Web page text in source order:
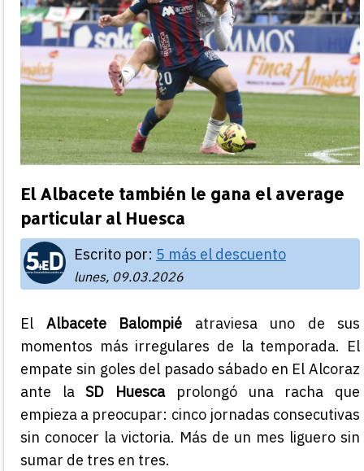
El Albacete también le gana el average
particular al Huesca
Escrito por: 5 más el descuento
lunes, 09.03.2026
El Albacete Balompié atraviesa uno de sus
momentos más irregulares de la temporada. El
empate sin goles del pasado sábado en El Alcoraz
ante laSD Huescaprolongó una racha que
empieza a preocupar: cinco jornadas consecutivas
sin conocer la victoria. Más de un mes liguero sin
sumar de tres en tres.